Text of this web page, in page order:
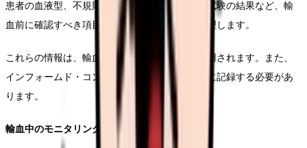
患者の血液型、不規則抗体検査結果、交差適合試験の結果など、輸
血前に確認すべき項目を電子カルテ上で一元管理します。
これらの情報は、輸血実施時の安全確認にも活用されます。また、
インフォームド・コンセントの取得状況も確実に記録する必要があ
ります。
輸血中のモニタリング記録